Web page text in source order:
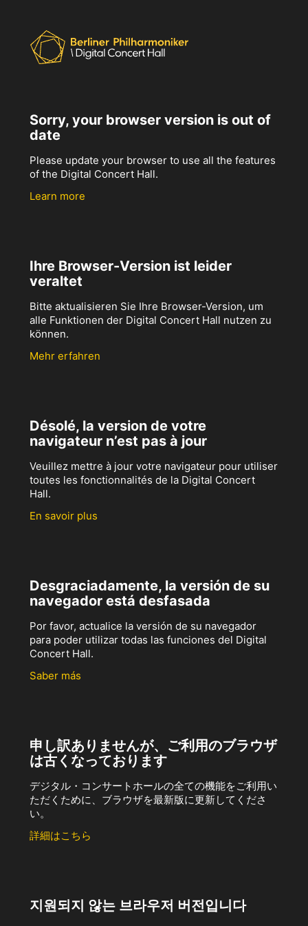
Sorry, your browser version is out of
date
Please update your browser to use all the features
of the Digital Concert Hall.
Learn more
Ihre Browser-Version ist leider
veraltet
Bitte aktualisieren Sie Ihre Browser-Version, um
alle Funktionen der Digital Concert Hall nutzen zu
können.
Mehr erfahren
Désolé, la version de votre
navigateur n’est pas à jour
Veuillez mettre à jour votre navigateur pour utiliser
toutes les fonctionnalités de la Digital Concert
Hall.
En savoir plus
Desgraciadamente, la versión de su
navegador está desfasada
Por favor, actualice la versión de su navegador
para poder utilizar todas las funciones del Digital
Concert Hall.
Saber más
申し訳ありませんが、ご利用のブラウザ
は古くなっております
デジタル・コンサートホールの全ての機能をご利用い
ただくために、ブラウザを最新版に更新してくださ
い。
詳細はこちら
지원되지 않는 브라우저 버전입니다